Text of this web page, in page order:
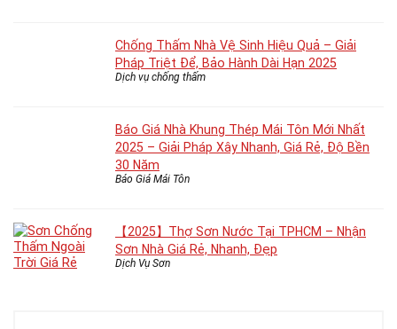
Chống Thấm Nhà Vệ Sinh Hiệu Quả – Giải
Pháp Triệt Để, Bảo Hành Dài Hạn 2025
Dịch vụ chống thấm
Báo Giá Nhà Khung Thép Mái Tôn Mới Nhất
2025 – Giải Pháp Xây Nhanh, Giá Rẻ, Độ Bền
30 Năm
Báo Giá Mái Tôn
【2025】Thợ Sơn Nước Tại TPHCM – Nhận
Sơn Nhà Giá Rẻ, Nhanh, Đẹp
Dịch Vụ Sơn